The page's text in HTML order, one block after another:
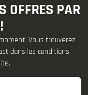
OFFRES PAR
Vous trouverez
dans les conditions